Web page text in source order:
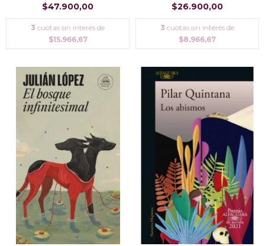
$47.900,00
3 cuotas sin interés de
$15.966,67
$26.900,00
3 cuotas sin interés de
$8.966,67